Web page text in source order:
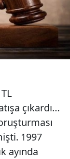
çıkardı…
1997
ayında